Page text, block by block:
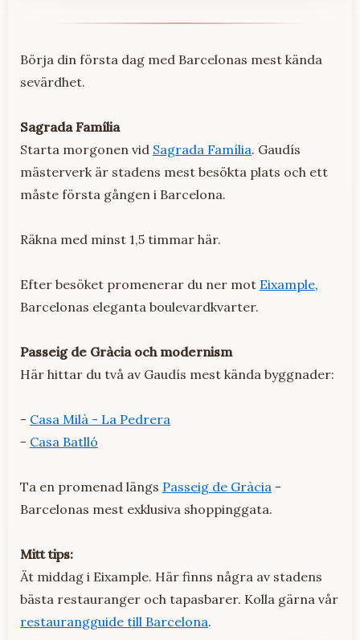
Börja din första dag med Barcelonas mest kända
sevärdhet.
Sagrada Família
Starta morgonen vid Sagrada Família. Gaudís
mästerverk är stadens mest besökta plats och ett
måste första gången i Barcelona.
Räkna med minst 1,5 timmar här.
Efter besöket promenerar du ner mot Eixample,
Barcelonas eleganta boulevardkvarter.
Passeig de Gràcia och modernism
Här hittar du två av Gaudís mest kända byggnader:
- Casa Milà - La Pedrera
- Casa Batlló
Ta en promenad längs Passeig de Gràcia -
Barcelonas mest exklusiva shoppinggata.
Mitt tips:
Ät middag i Eixample. Här finns några av stadens
bästa restauranger och tapasbarer. Kolla gärna vår
restaurangguide till Barcelona.